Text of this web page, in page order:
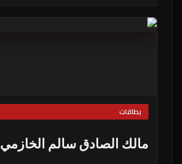
بطاقات
مالك الصادق سالم الخازمي